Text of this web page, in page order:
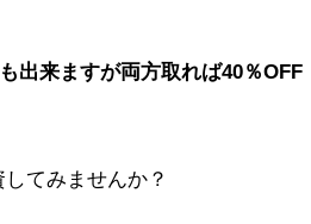
出来ますが両方取れば40％OFF
てみませんか？